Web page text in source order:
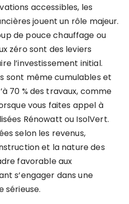
accessibles, les
jouent un rôle majeur.
de pouce chauffage ou
zéro sont des leviers
l’investissement initial.
sont même cumulables et
70 % des travaux, comme
vous faites appel à
Rénowatt ou IsolVert.
selon les revenus,
et la nature des
favorable aux
s’engager dans une
sérieuse.